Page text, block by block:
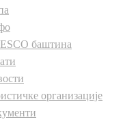
баштина
организације